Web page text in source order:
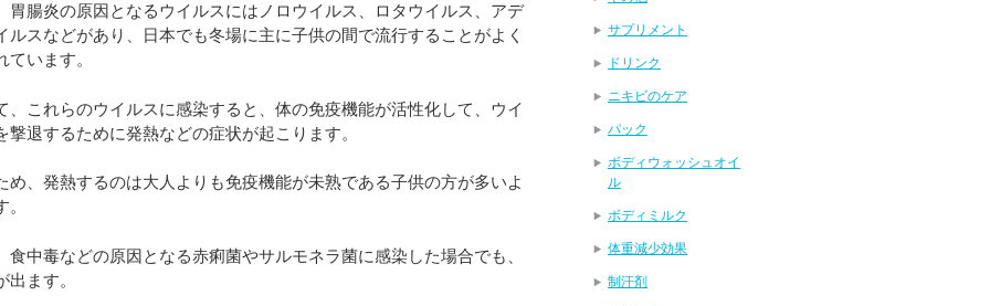
胃腸炎の原因となるウイルスにはノロウイルス、ロタウイルス、アデ
ルスなどがあり、日本でも冬場に主に子供の間で流行することがよく
ています。
、これらのウイルスに感染すると、体の免疫機能が活性化して、ウイ
撃退するために発熱などの症状が起こります。
め、発熱するのは大人よりも免疫機能が未熟である子供の方が多いよ
食中毒などの原因となる赤痢菌やサルモネラ菌に感染した場合でも、
出ます。
サプリメント
ドリンク
ニキビのケア
パック
ボディウォッシュオイ
ル
ボディミルク
体重減少効果
制汗剤